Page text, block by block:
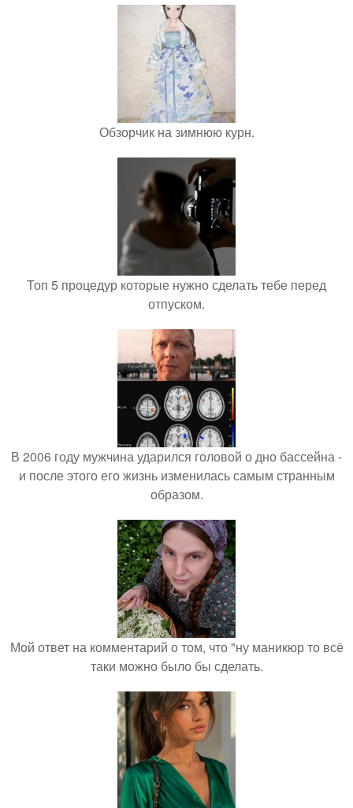
Обзорчик на зимнюю курн.
Топ 5 процедур которые нужно сделать тебе перед
отпуском.
В 2006 году мужчина ударился головой о дно бассейна -
и после этого его жизнь изменилась самым странным
образом.
Мой ответ на комментарий о том, что "ну маникюр то всё
таки можно было бы сделать.